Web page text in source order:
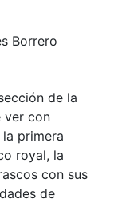
Borrero
de la
ver con
primera
royal, la
con sus
de